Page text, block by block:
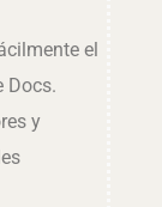
el
Docs.
y